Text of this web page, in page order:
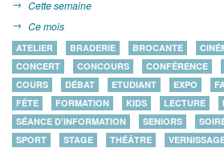
Cette semaine
Ce mois
ATELIER BRADERIE BROCANTE
CONCERT
CONCOURS CONFÉRENCE
COURS
DÉBAT ETUDIANT EXPO
FÊTE
FORMATION KIDS LECTURE
SÉANCE D'INFORMATION
SENIORS
SPORT
STAGE THÉÂTRE